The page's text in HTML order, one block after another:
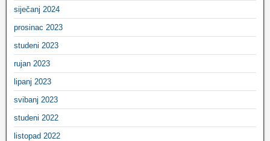
siječanj 2024
prosinac 2023
studeni 2023
rujan 2023
lipanj 2023
svibanj 2023
studeni 2022
listopad 2022